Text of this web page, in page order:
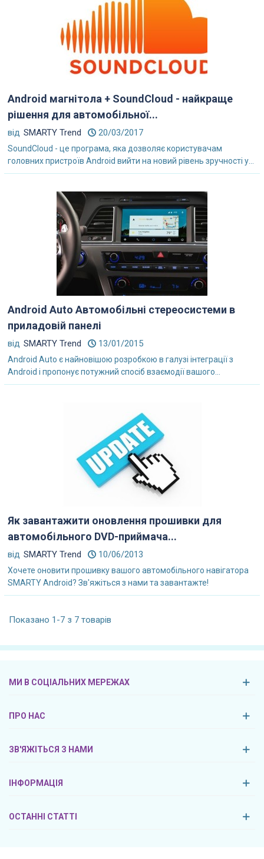
Android магнітола + SoundCloud - найкраще
рішення для автомобільної...
від SMARTY Trend 20/03/2017
SoundCloud - це програма, яка дозволяє користувачам
головних пристроїв Android вийти на новий рівень зручності у...
Android Auto Автомобільні стереосистеми в
приладовій панелі
від SMARTY Trend 13/01/2015
Android Auto є найновішою розробкою в галузі інтеграції з
Android і пропонує потужний спосіб взаємодії вашого...
Як завантажити оновлення прошивки для
автомобільного DVD-приймача...
від SMARTY Trend 10/06/2013
Хочете оновити прошивку вашого автомобільного навігатора
SMARTY Android? Зв'яжіться з нами та завантажте!
Показано 1-7 з 7 товарів
МИ В СОЦІАЛЬНИХ МЕРЕЖАХ
ПРО НАС
ЗВ'ЯЖІТЬСЯ З НАМИ
ІНФОРМАЦІЯ
ОСТАННІ СТАТТІ